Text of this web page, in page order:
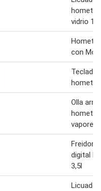
vidrio 1,5l
con
Teclado
Olla
vaporera
Freidora
digital
3,5l